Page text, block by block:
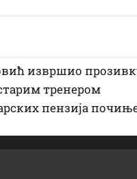
извршио
тренером
пензија